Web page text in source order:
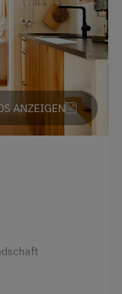
ANZEIGEN